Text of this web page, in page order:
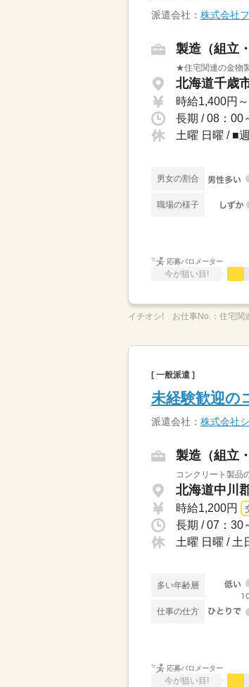
派遣会社： 株式会社
製造（組立
★住宅関連の金物
北海道千歳
時給1,400円～
長期 / 08：00
土曜 日曜 / ■
男女の割合
職場の様子
応募バロメーター
今が狙い目!
イチオシ! お仕事No.： 住宅関
[ 一般派遣 ]
未経験歓迎の
派遣会社： 株式会社
製造（組立
コンクリート製品
北海道中川
時給1,200円
土曜 日曜 / 土
多い年齢層
仕事の仕方
応募バロメーター
今が狙い目!